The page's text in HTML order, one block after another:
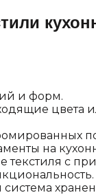
и форм.
цвета
на
текстиля с